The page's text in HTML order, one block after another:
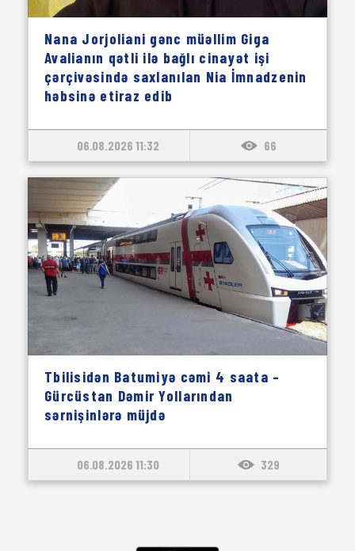
Nana Jorjoliani gənc müəllim Giga
Avalianın qətli ilə bağlı cinayət işi
çərçivəsində saxlanılan Nia İmnadzenin
həbsinə etiraz edib
06.08.2026 11:32 66
Tbilisidən Batumiyə cəmi 4 saata –
Gürcüstan Dəmir Yollarından
sərnişinlərə müjdə
06.08.2026 11:30 329